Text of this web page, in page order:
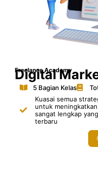
Freelance Academy
Digital
5 Bagian Kelas
Kuasai semua
untuk
sangat lengkap
terbaru